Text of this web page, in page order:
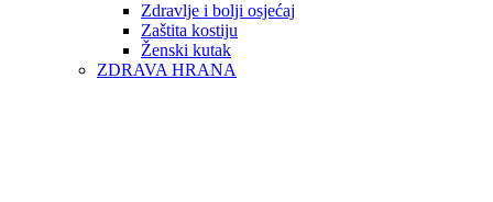
Zdravlje i bolji osjećaj
Zaštita kostiju
Ženski kutak
ZDRAVA HRANA